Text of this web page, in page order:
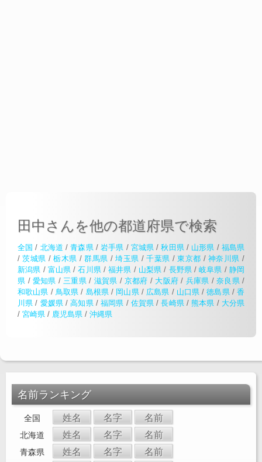
田中さんを他の都道府県で検索
全国 / 北海道 /青森県/ 岩手県 / 宮城県 /秋田県/ 山形県 / 福島県
/茨城県 /栃木県 /群馬県 /埼玉県 /千葉県 /東京都 /神奈川県 /
新潟県 / 富山県 /石川県/福井県 / 山梨県 / 長野県/岐阜県 / 静岡
県 / 愛知県 /三重県 / 滋賀県 / 京都府 / 大阪府 / 兵庫県 / 奈良県/
和歌山県 / 鳥取県 / 島根県/ 岡山県/ 広島県 / 山口県 /徳島県/香
川県 / 愛媛県/高知県/ 福岡県 / 佐賀県 /長崎県/熊本県 / 大分県
/ 宮崎県 / 鹿児島県 / 沖縄県
名前ランキング
全国 姓名 名字 名前
北海道 姓名 名字 名前
青森県 姓名 名字 名前